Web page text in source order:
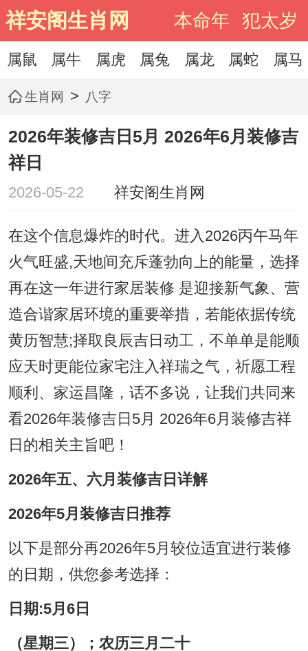
祥安阁生肖网 本命年 犯太岁
属鼠 属牛 属虎 属兔 属龙 属蛇 属马
生肖网 > 八字
2026年装修吉日5月 2026年6月装修吉
祥日
2026-05-22 祥安阁生肖网
在这个信息爆炸的时代。进入2026丙午马年
火气旺盛,天地间充斥蓬勃向上的能量，选择
再在这一年进行家居装修 是迎接新气象、营
造合谐家居环境的重要举措，若能依据传统
黄历智慧;择取良辰吉日动工，不单单是能顺
应天时更能位家宅注入祥瑞之气，祈愿工程
顺利、家运昌隆，话不多说，让我们共同来
看2026年装修吉日5月 2026年6月装修吉祥
日的相关主旨吧！
2026年五、六月装修吉日详解
2026年5月装修吉日推荐
以下是部分再2026年5月较位适宜进行装修
的日期，供您参考选择：
日期:5月6日
（星期三）；农历三月二十